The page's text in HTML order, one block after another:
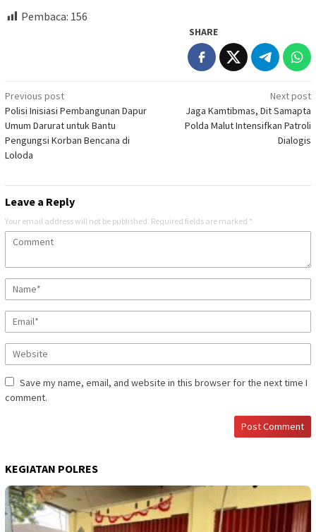
Pembaca: 156
SHARE
Post
navigation
Previous post
Polisi Inisiasi Pembangunan Dapur
Umum Darurat untuk Bantu
Pengungsi Korban Bencana di
Loloda
Next post
Jaga Kamtibmas, Dit Samapta
Polda Malut Intensifkan Patroli
Dialogis
Leave a Reply
Your email address will not be published. Required fields are marked *
Save my name, email, and website in this browser for the next time I
comment.
KEGIATAN POLRES